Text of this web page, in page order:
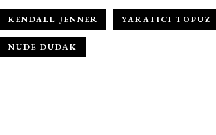
KENDALL JENNER YARATICI TOPUZ
NUDE DUDAK